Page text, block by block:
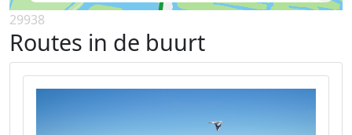
29938
Routes in de buurt